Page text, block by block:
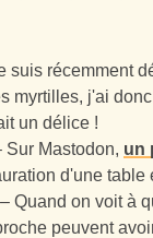
suis récemment
myrtilles, j'ai
un délice !
Sur Mastodon, un
d'une table
– Quand on voit à
peuvent